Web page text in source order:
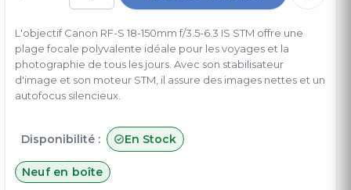
L'objectif Canon RF-S 18-150mm f/3.5-6.3 IS STM offre une
plage focale polyvalente idéale pour les voyages et la
photographie de tous les jours. Avec son stabilisateur
d'image et son moteur STM, il assure des images nettes et un
autofocus silencieux.
Disponibilité : En Stock
Neuf en boîte